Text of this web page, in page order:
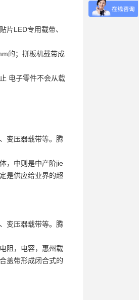
片LED专用载带、
的；拼板机载带成
电子零件不会从载
变压器载带等。腾
，中则是中产阶jie
是供应给业界的超
变压器载带等。腾
阻，电容，惠州载
盖带形成闭合式的